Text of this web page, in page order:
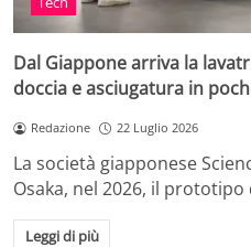
Dal Giappone arriva la
doccia e asciugatura in
Redazione 22 Luglio 2026
La società giapponese
Osaka, nel 2026, il
Leggi di più